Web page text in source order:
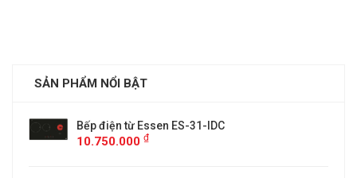
SẢN PHẨM NỔI BẬT
Bếp điện từ Essen ES-31-IDC
10.750.000 ₫